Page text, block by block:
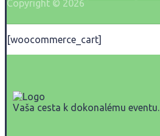
Copyright © 2026
[woocommerce_cart]
Vaša cesta k dokonalému eventu.